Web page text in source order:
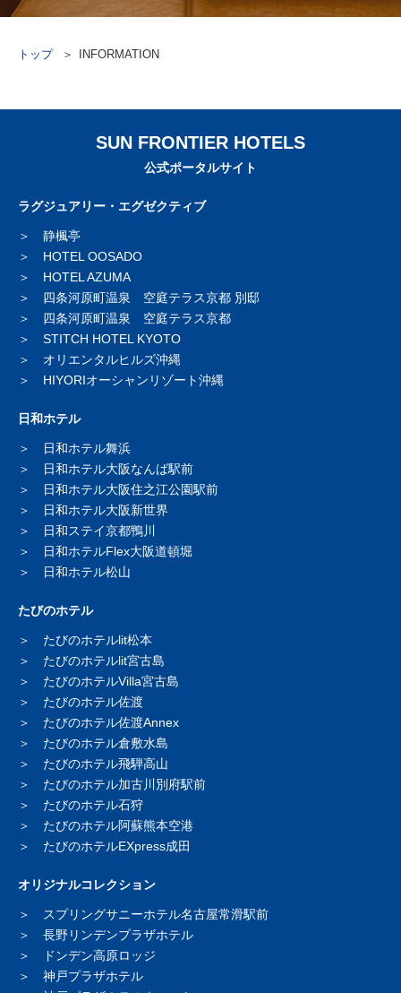
トップ INFORMATION
SUN FRONTIER HOTELS
公式ポータルサイト
ラグジュアリー・エグゼクティブ
静楓亭
HOTEL OOSADO
HOTEL AZUMA
四条河原町温泉 空庭テラス京都 別邸
四条河原町温泉 空庭テラス京都
STITCH HOTEL KYOTO
オリエンタルヒルズ沖縄
HIYORIオーシャンリゾート沖縄
日和ホテル
日和ホテル舞浜
日和ホテル大阪なんば駅前
日和ホテル大阪住之江公園駅前
日和ホテル大阪新世界
日和ステイ京都鴨川
日和ホテルFlex大阪道頓堀
日和ホテル松山
たびのホテル
たびのホテルlit松本
たびのホテルlit宮古島
たびのホテルVilla宮古島
たびのホテル佐渡
たびのホテル佐渡Annex
たびのホテル倉敷水島
たびのホテル飛騨高山
たびのホテル加古川別府駅前
たびのホテル石狩
たびのホテル阿蘇熊本空港
たびのホテルEXpress成田
オリジナルコレクション
スプリングサニーホテル名古屋常滑駅前
長野リンデンプラザホテル
ドンデン高原ロッジ
神戸プラザホテル